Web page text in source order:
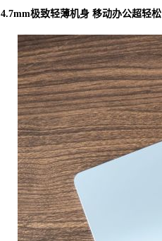
4.7mm极致轻薄机身 移动办公超轻松